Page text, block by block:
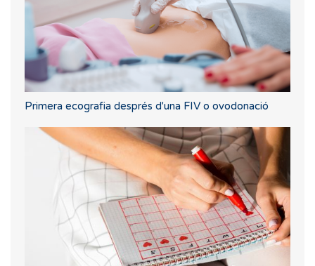
Primera ecografia després d'una FIV o ovodonació